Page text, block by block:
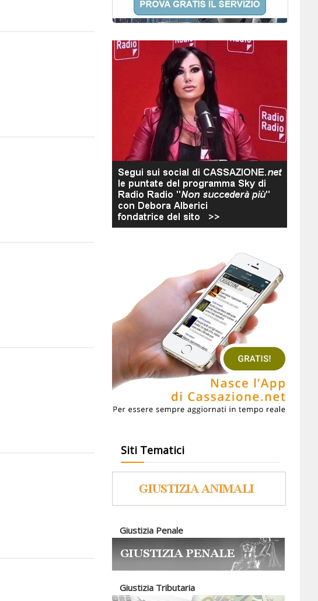
Siti Tematici
Giustizia Penale
Giustizia Tributaria